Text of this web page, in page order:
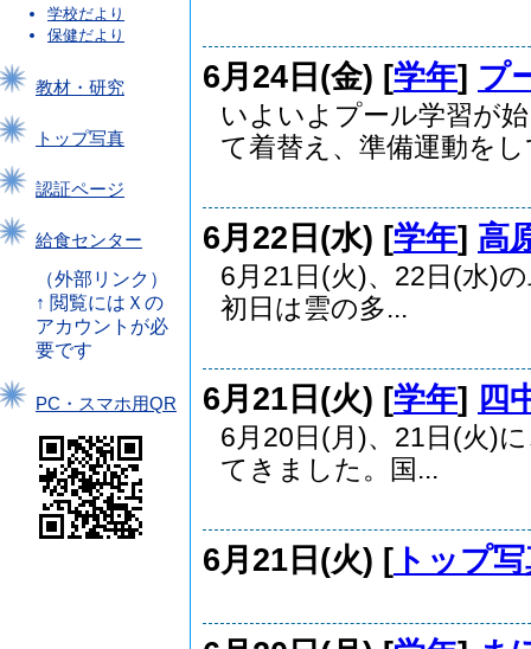
学校だより
保健だより
教材・研究
トップ写真
認証ページ
給食センター
（外部リンク）
↑ 閲覧にはＸの
アカウントが必
要です
PC・スマホ用QR
6月24日(金) [学年] プ
いよいよプール学習が
て着替え、準備運動をし
6月22日(水) [学年] 高
6月21日(火)、22日(水)
初日は雲の多...
6月21日(火) [学年] 四
6月20日(月)、21日(火)
てきました。国...
6月21日(火) [ トップ